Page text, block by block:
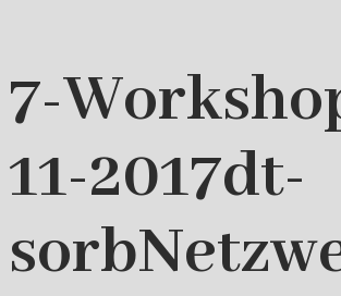
7-
11-2017dt-